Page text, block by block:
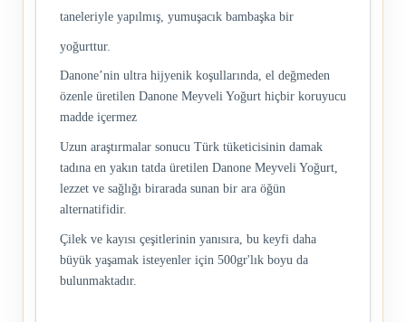
taneleriyle yapılmış, yumuşacık bambaşka bir
yoğurttur.
Danone’nin ultra hijyenik koşullarında, el değmeden
özenle üretilen Danone Meyveli Yoğurt hiçbir koruyucu
madde içermez
Uzun araştırmalar sonucu Türk tüketicisinin damak
tadına en yakın tatda üretilen Danone Meyveli Yoğurt,
lezzet ve sağlığı birarada sunan bir ara öğün
alternatifidir.
Çilek ve kayısı çeşitlerinin yanısıra, bu keyfi daha
büyük yaşamak isteyenler için 500gr'lık boyu da
bulunmaktadır.